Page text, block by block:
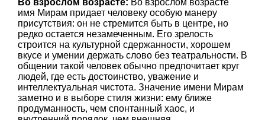
Во взрослом возрасте: Во взрослом возрасте
имя Мирам придает человеку особую манеру
присутствия: он не стремится быть в центре, но
редко остается незамеченным. Его зрелость
строится на культурной сдержанности, хорошем
вкусе и умении держать слово без театральности. В
общении такой человек обычно предпочитает круг
людей, где есть достоинство, уважение и
интеллектуальная чистота. Значение имени Мирам
заметно и в выборе стиля жизни: ему ближе
продуманность, чем спонтанный хаос, и